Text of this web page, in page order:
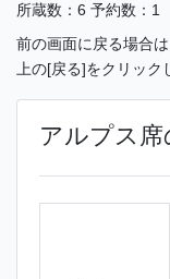
所蔵数：6 予約数：1
前の画面に戻る場合
上の[戻る]をクリック
アルプス席